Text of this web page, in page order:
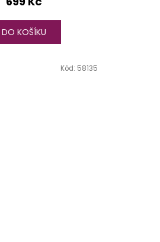
DO KOŠÍKU
Kód: 58135